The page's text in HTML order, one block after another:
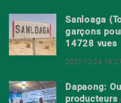
Sanloaga
garçons
14728 vues
2022-12-24
Dapaong:
producteurs